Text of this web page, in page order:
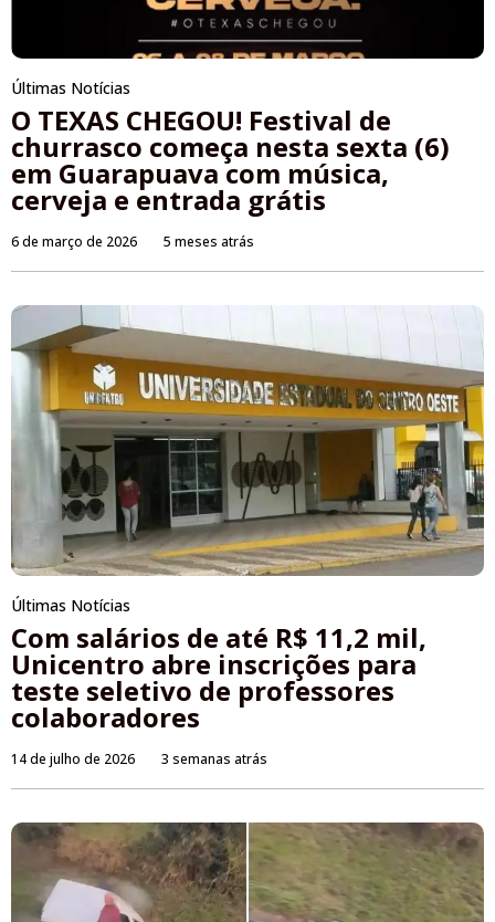
Últimas Notícias
O TEXAS CHEGOU! Festival de
churrasco começa nesta sexta (6)
em Guarapuava com música,
cerveja e entrada grátis
6 de março de 2026 5 meses atrás
Últimas Notícias
Com salários de até R$ 11,2 mil,
Unicentro abre inscrições para
teste seletivo de professores
colaboradores
14 de julho de 2026 3 semanas atrás